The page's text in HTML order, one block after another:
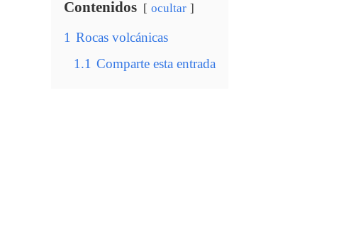
Contenidos ocultar
1 Rocas volcánicas
1.1 Comparte esta entrada